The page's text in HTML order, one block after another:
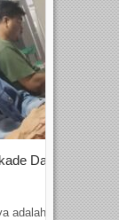
Dalam
adalah...